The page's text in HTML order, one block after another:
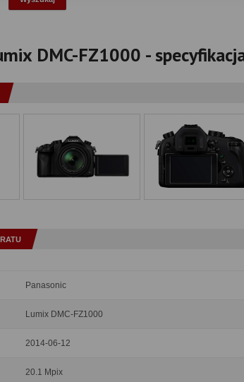
DMC-FZ1000 -
Panasonic
Lumix DMC-FZ1000
2014-06-12
20.1 Mpix